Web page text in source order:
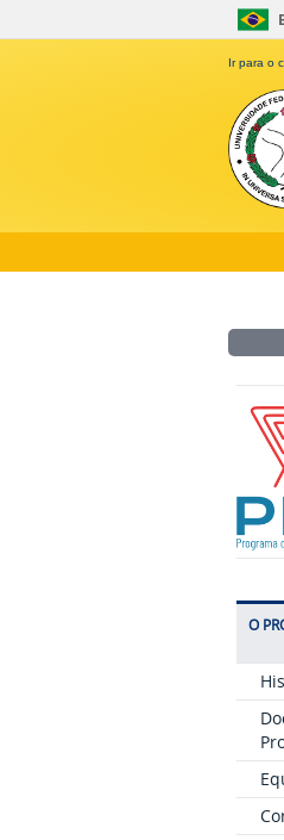
Ir para o
O